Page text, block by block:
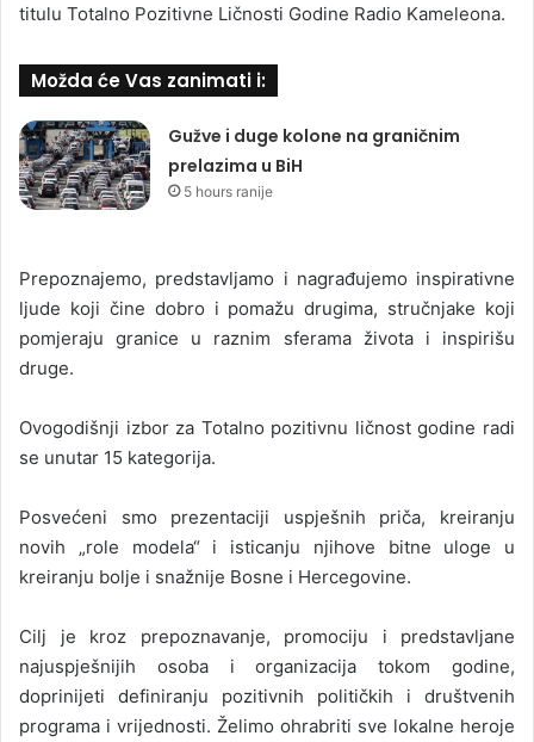
titulu Totalno Pozitivne Ličnosti Godine Radio Kameleona.
Možda će Vas zanimati i:
Gužve i duge kolone na graničnim
prelazima u BiH
5 hours ranije
Prepoznajemo, predstavljamo i nagrađujemo inspirativne
ljude koji čine dobro i pomažu drugima, stručnjake koji
pomjeraju granice u raznim sferama života i inspirišu
druge.
Ovogodišnji izbor za Totalno pozitivnu ličnost godine radi
se unutar 15 kategorija.
Posvećeni smo prezentaciji uspješnih priča, kreiranju
novih „role modela“ i isticanju njihove bitne uloge u
kreiranju bolje i snažnije Bosne i Hercegovine.
Cilj je kroz prepoznavanje, promociju i predstavljane
najuspješnijih osoba i organizacija tokom godine,
doprinijeti definiranju pozitivnih političkih i društvenih
programa i vrijednosti. Želimo ohrabriti sve lokalne heroje